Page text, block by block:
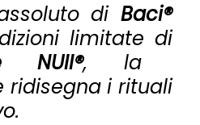
diBaci®
limitate di
NUII®, la
ridisegna i rituali